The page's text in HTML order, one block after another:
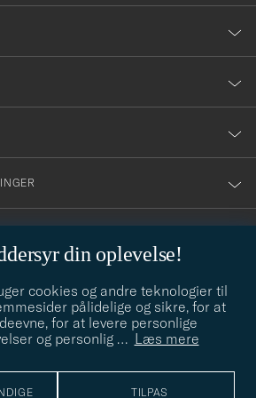
din oplevelse!
cookies og andre teknologier til
pålidelige og sikre, for at
for at levere personlige
og personlig … Læs mere
TILPAS
din stil? Lad os hjælpe dig, vi hjælper